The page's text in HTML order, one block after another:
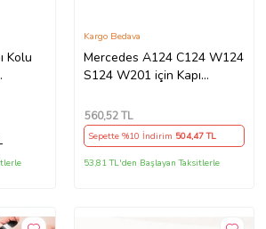
Kolu
Mercedes A124 C124 W124
S124 W201 için Kapı
Kargo Bedava
560,52 TL
Sepette %10 İndirim 504,47 TL
53,81 TL'den Başlayan Taksitlerle